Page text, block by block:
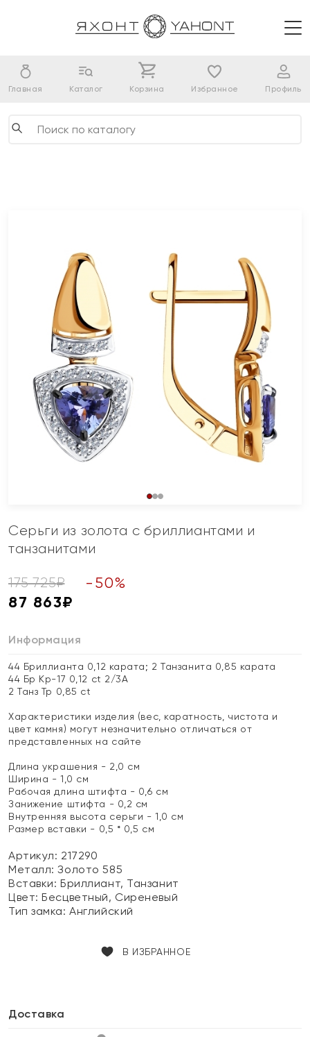
Главная Каталог Корзина Избранное Профиль
Серьги из золота с бриллиантами и
танзанитами
175 725₽ - 50%
87 863₽
Информация
44 Бриллианта 0,12 карата; 2 Танзанита 0,85 карата
44 Бр Кр-17 0,12 ct 2/3А
2 Танз Тр 0,85 ct
Характеристики изделия (вес, каратность, чистота и
цвет камня) могут незначительно отличаться от
представленных на сайте
Длина украшения - 2,0 см
Ширина - 1,0 см
Рабочая длина штифта - 0,6 см
Занижение штифта - 0,2 см
Внутренняя высота серьги - 1,0 см
Размер вставки - 0,5 * 0,5 см
Артикул: 217290
Металл:Золото 585
Вставки:Бриллиант, Танзанит
Цвет:Бесцветный, Сиреневый
Тип замка:Английский
В ИЗБРАННОЕ
Доставка